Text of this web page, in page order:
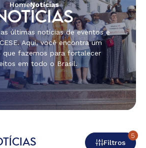
HomeNotícias
últimas notícias de eventos e
Aqui, você encontra um
que fazemos para fortalecer
em todo o Brasil.
Filtros
5